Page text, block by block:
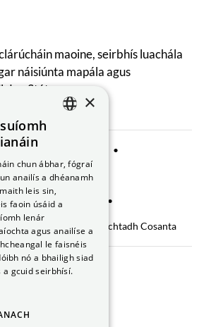
maoine, seirbhís luachála
náisiúnta mapála agus
Stát.
Fógra Príobháideachta
Saoráil Faisnéise
Brústocaireacht
gComhshaol Nochtadh Cosanta
na Feirme,
AEF4
×
chun ábhar, fógraí
anailís a dhéanamh
leis sin,
faoin úsáid a
lenár
agus anailíse a
le faisnéis
nó a bhailigh siad
a gcuid seirbhísí.